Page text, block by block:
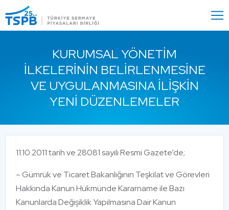
Close
KURUMSAL YÖNETIM
İLKELERININ BELIRLENMESINE
VE UYGULANMASINA İLIŞKIN
YENI DÜZENLEMELER
11.10.2011 tarih ve 28081 sayılı Resmi Gazete’de;
– Gümrük ve Ticaret Bakanlığının Teşkilat ve Görevleri
Hakkında Kanun Hükmünde Kararname ile Bazı
Kanunlarda Değişiklik Yapılmasına Dair Kanun